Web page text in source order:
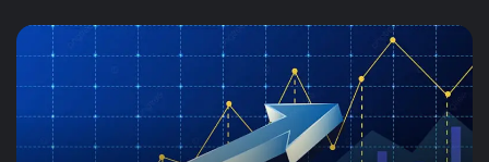
مطالبات
البطالة
الولايات
المتحدة
تنخفض